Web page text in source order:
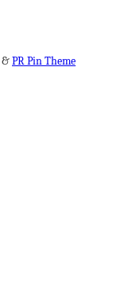
&PR Pin Theme